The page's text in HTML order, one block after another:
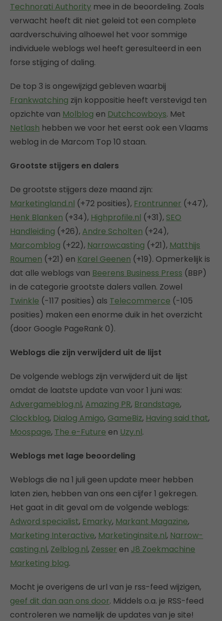
Technorati Authority mee in de beoordeling. Zoals
verwacht heeft dit niet geleid tot een complete
aardverschuiving alhoewel het voor sommige
individuele weblogs wel heeft geresulteerd in een
forse stijging of daling.
De top 3 is ongewijzigd gebleven waarbij
Frankwatching zijn koppositie heeft verstevigd ten
opzichte van Molblog en Dutchcowboys. Met
Netlash hebben we voor het eerst ook een Vlaams
weblog in de Marcom Top 10 staan.
Grootste stijgers en dalers
De grootste stijgers deze maand zijn:
Marketingland.nl (+72 posities), Frontrunner (+47),
Henk Blanken (+34), Highprofile.nl (+31), SEO
Handleiding (+26), Andre Scholten (+24),
Marcomblog (+22), Narrowcasting (+21), Matthijs
Roumen (+21) en Karel Geenen (+19). Opmerkelijk is
dat alle weblogs van Beerens Business Press (BBP)
in de categorie grootste dalers vallen. Zowel
Twinkle (-117 posities) als Telecommerce (-105
posities) maken een enorme duik in het overzicht
(door Google PageRank 0).
Weblogs die zijn verwijderd uit de lijst
De volgende weblogs zijn verwijderd uit de lijst
omdat de laatste update van voor 1 juni was:
Advergameblog.nl, Amazing PR, Brandstage,
Clockblog, Dialog Amigo, GameBiz, Having said that,
Moospage, The e-Future en Uzy.nl.
Weblogs met lage beoordeling
Weblogs die na 1 juli geen update meer hebben
laten zien, hebben van ons een cijfer 1 gekregen.
Het gaat in dit geval om de volgende weblogs:
Adword specialist, Emarky, Markant Magazine,
Marketing Interactive, Marketinginsite.nl, Narrow-
casting.nl, Zelblog.nl, Zesser en J8 Zoekmachine
Marketing blog.
Mocht je overigens de url van je rss-feed wijzigen,
geef dit dan aan ons door. Middels o.a. je RSS-feed
controleren we namelijk de updates van je site!